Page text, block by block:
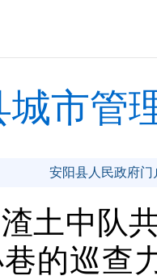
城市管
安阳县人民政府门
土中队
的巡查